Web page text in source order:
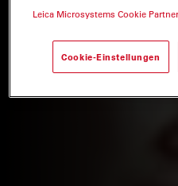
Leica Microsystems Cookie
Cookie-Einstellungen